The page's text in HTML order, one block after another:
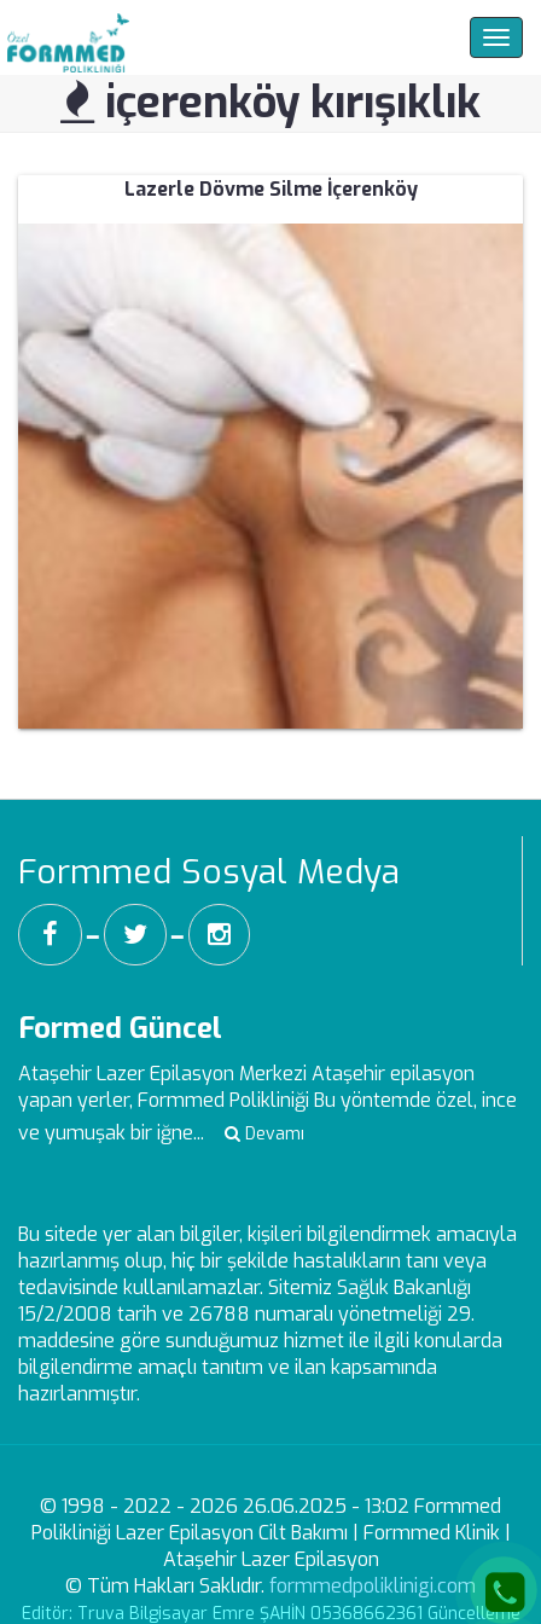
içerenköy kırışıklık
Lazerle Dövme Silme İçerenköy
Formmed Sosyal Medya
━ ━
Formed Güncel
Ataşehir Lazer Epilasyon Merkezi Ataşehir epilasyon
yapan yerler, Formmed Polikliniği Bu yöntemde özel, ince
ve yumuşak bir iğne...
Devamı
Bu sitede yer alan bilgiler, kişileri bilgilendirmek amacıyla
hazırlanmış olup, hiç bir şekilde hastalıkların tanı veya
tedavisinde kullanılamazlar. Sitemiz Sağlık Bakanlığı
15/2/2008 tarih ve 26788 numaralı yönetmeliği 29.
maddesine göre sunduğumuz hizmet ile ilgili konularda
bilgilendirme amaçlı tanıtım ve ilan kapsamında
hazırlanmıştır.
© 1998 - 2022 - 2026 26.06.2025 - 13:02 Formmed
Polikliniği Lazer Epilasyon Cilt Bakımı | Formmed Klinik |
Ataşehir Lazer Epilasyon
© Tüm Hakları Saklıdır. formmedpoliklinigi.com
Editör: Truva Bilgisayar Emre ŞAHİN 05368662361 Güncelleme